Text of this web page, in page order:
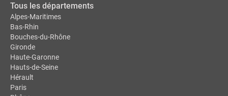
Tous les départements
Alpes-Maritimes
Bas-Rhin
Bouches-du-Rhône
Gironde
Haute-Garonne
Hauts-de-Seine
Hérault
Paris